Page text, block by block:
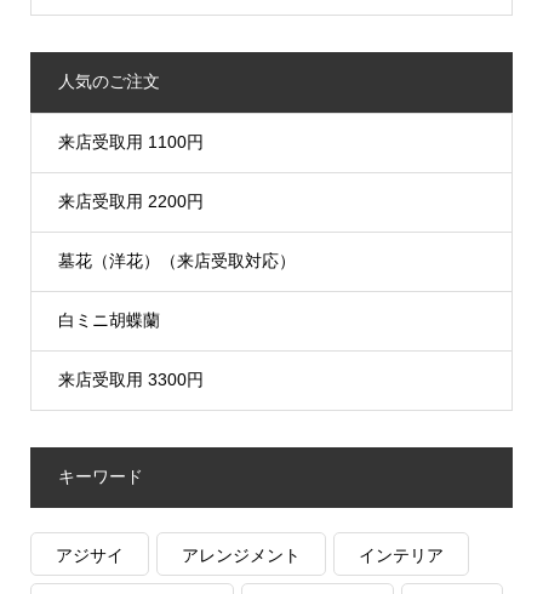
人気のご注文
来店受取用 1100円
来店受取用 2200円
墓花（洋花）（来店受取対応）
白ミニ胡蝶蘭
来店受取用 3300円
キーワード
アジサイ アレンジメント インテリア